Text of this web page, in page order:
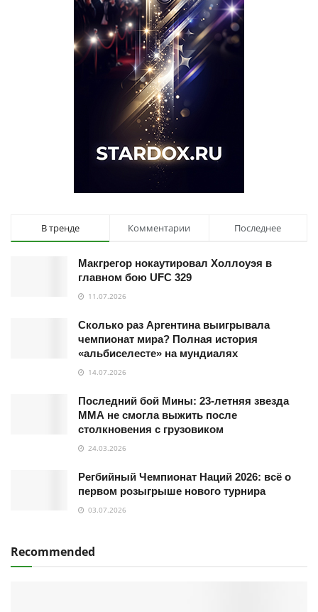
В тренде Комментарии Последнее
Макгрегор нокаутировал Холлоуэя в
главном бою UFC 329
11.07.2026
Сколько раз Аргентина выигрывала
чемпионат мира? Полная история
«альбиселесте» на мундиалях
14.07.2026
Последний бой Мины: 23-летняя звезда
ММА не смогла выжить после
столкновения с грузовиком
24.03.2026
Регбийный Чемпионат Наций 2026: всё о
первом розыгрыше нового турнира
03.07.2026
Recommended